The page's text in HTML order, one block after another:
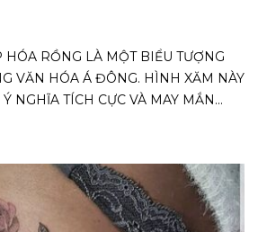
RỒNG LÀ MỘT BIỂU TƯỢNG
VĂN HÓA Á ĐÔNG. HÌNH XĂM NÀY
NGHĨA TÍCH CỰC VÀ MAY MẮN...